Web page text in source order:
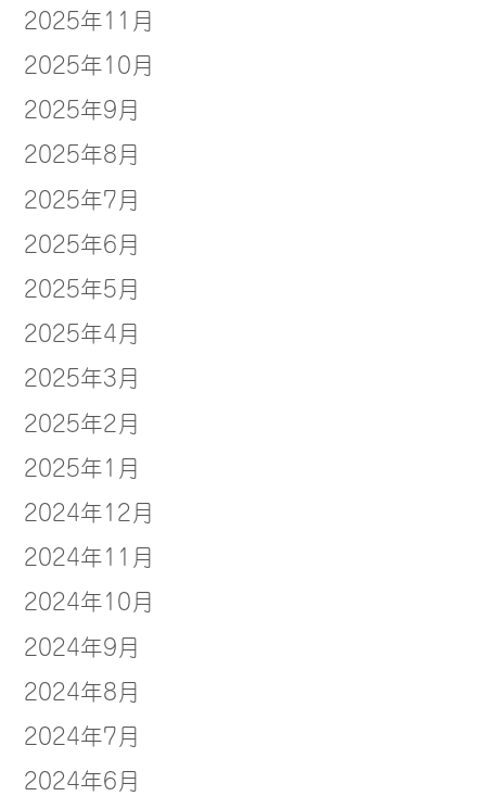
2025年11月
2025年10月
2025年9月
2025年8月
2025年7月
2025年6月
2025年5月
2025年4月
2025年3月
2025年2月
2025年1月
2024年12月
2024年11月
2024年10月
2024年9月
2024年8月
2024年7月
2024年6月